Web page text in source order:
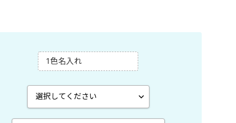
1色名入れ
エコペーパーリング製本
A2切 菊2